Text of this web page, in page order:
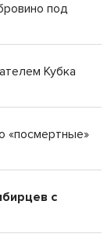
под
Кубка
«посмертные»
с